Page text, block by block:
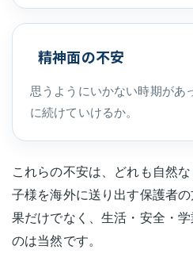
精神面の不安
思うようにいかない時期があ
に続けていけるか。
これらの不安は、どれも自然
子様を海外に送り出す保護者
果だけでなく、生活・安全・
のは当然です。